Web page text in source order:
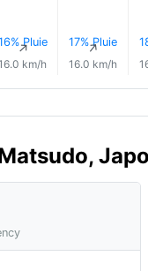
Pluie
↑
km/h
17% Pluie
↑
16.0 km/h